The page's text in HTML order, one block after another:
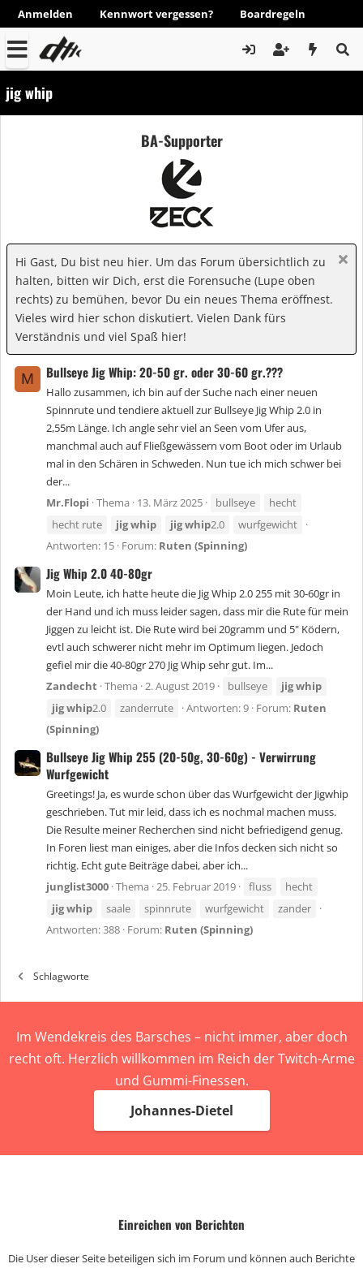
Anmelden Kennwort vergessen? Boardregeln
jig whip
BA-Supporter
Hi Gast, Du bist neu hier. Um das Forum übersichtlich zu
halten, bitten wir Dich, erst die Forensuche (Lupe oben
rechts) zu bemühen, bevor Du ein neues Thema eröffnest.
Vieles wird hier schon diskutiert. Vielen Dank fürs
Verständnis und viel Spaß hier!
M Bullseye Jig Whip: 20-50 gr. oder 30-60 gr.???
Hallo zusammen, ich bin auf der Suche nach einer neuen
Spinnrute und tendiere aktuell zur Bullseye Jig Whip 2.0 in
2,55m Länge. Ich angle sehr viel an Seen vom Ufer aus,
manchmal auch auf Fließgewässern vom Boot oder im Urlaub
mal in den Schären in Schweden. Nun tue ich mich schwer bei
der...
Mr.Flopi Thema 13. März 2025 bullseye
hecht
hecht rute
jigwhip jigwhip2.0
wurfgewicht
Antworten: 15 Forum: Ruten (Spinning)
Jig Whip 2.0 40-80gr
Moin Leute, ich hatte heute die Jig Whip 2.0 255 mit 30-60gr in
der Hand und ich muss leider sagen, dass mir die Rute für mein
Jiggen zu leicht ist. Die Rute wird bei 20gramm und 5" Ködern,
evtl auch schwerer nicht mehr im Optimum liegen. Jedoch
gefiel mir die 40-80gr 270 Jig Whip sehr gut. Im...
Zandecht Thema 2. August 2019 bullseye jigwhip
jigwhip2.0 zanderrute Antworten: 9 Forum: Ruten
(Spinning)
Bullseye Jig Whip 255 (20-50g, 30-60g) - Verwirrung
Wurfgewicht
Greetings! Ja, es wurde schon über das Wurfgewicht der Jigwhip
geschrieben. Tut mir leid, dass ich es nochmal machen muss.
Die Resulte meiner Recherchen sind nicht befriedigend genug.
In Foren liest man einiges, aber die Infos decken sich nicht so
richtig. Echt gute Beiträge dabei, aber ich...
junglist3000 Thema 25. Februar 2019 fluss
hecht
jigwhip saale spinnrute wurfgewicht
zander
Antworten: 388 Forum: Ruten (Spinning)
Schlagworte
Im Wendekreis des Barsches – nicht immer, aber doch
recht oft. Herzlich willkommen im Reich der Twitch-Arme
und Gummi-Finessen.
Johannes-Dietel
Einreichen von Berichten
Die User dieser Seite beteiligen sich im Forum und können auch Berichte